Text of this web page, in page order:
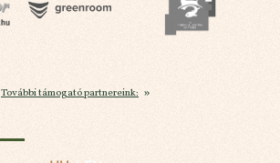
További támogató partnereink:
Országos Jótékonysági Vadászat